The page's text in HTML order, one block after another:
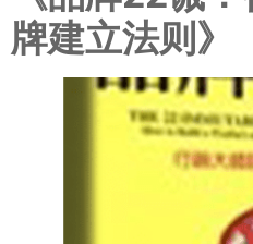
牌建立法则》